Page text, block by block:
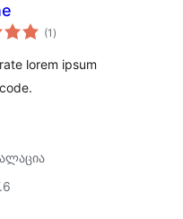
(1 საერთო
რეიტინგი
)
lorem ipsum